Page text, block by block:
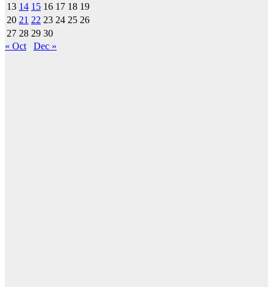
13 14 15 16 17 18 19
20 21 22 23 24 25 26
27 28 29 30
« Oct
Dec »